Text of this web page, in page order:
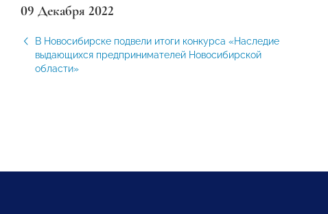
09 Декабря 2022
В Новосибирске подвели итоги конкурса «Наследие
выдающихся предпринимателей Новосибирской
области»